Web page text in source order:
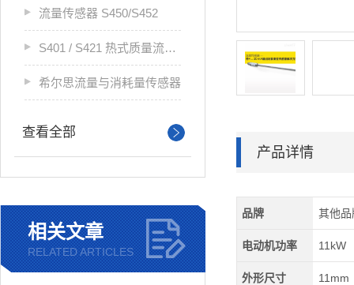
流量传感器 S450/S452
S401 / S421 热式质量流量传感器
希尔思流量与消耗量传感器
查看全部
相关文章
RELATED ARTICLES
产品详情
品牌 其他品
电动机功率 11kW
外形尺寸 11mm